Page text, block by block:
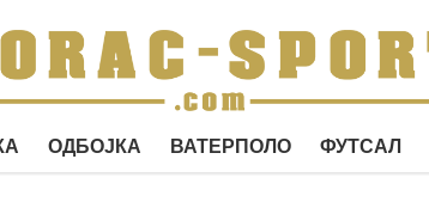
ОДБОЈКА ВАТЕРПОЛО ФУТСАЛ